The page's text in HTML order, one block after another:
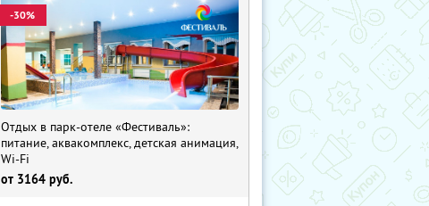
-30%
Отдых в парк-отеле «Фестиваль»:
питание, аквакомплекс, детская анимация,
Wi-Fi
от 3164 руб.